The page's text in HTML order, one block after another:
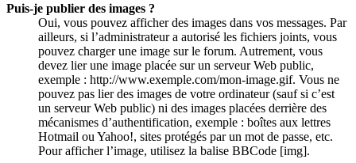
Puis-je publier des images ?
Oui, vous pouvez afficher des images dans vos messages. Par
ailleurs, si l’administrateur a autorisé les fichiers joints, vous
pouvez charger une image sur le forum. Autrement, vous
devez lier une image placée sur un serveur Web public,
exemple : http://www.exemple.com/mon-image.gif. Vous ne
pouvez pas lier des images de votre ordinateur (sauf si c’est
un serveur Web public) ni des images placées derrière des
mécanismes d’authentification, exemple : boîtes aux lettres
Hotmail ou Yahoo!, sites protégés par un mot de passe, etc.
Pour afficher l’image, utilisez la balise BBCode [img].